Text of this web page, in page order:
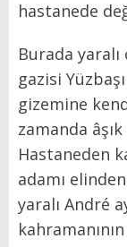
hastanede
Burada
gazisi
gizemine
zamanda
Hastaneden
adamı
yaralı André